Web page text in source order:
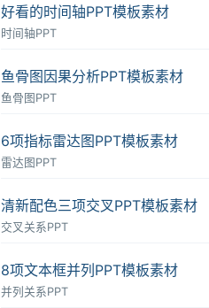
好看的时间轴PPT模板素材
时间轴PPT
鱼骨图因果分析PPT模板素材
鱼骨图PPT
6项指标雷达图PPT模板素材
雷达图PPT
清新配色三项交叉PPT模板素材
交叉关系PPT
8项文本框并列PPT模板素材
并列关系PPT